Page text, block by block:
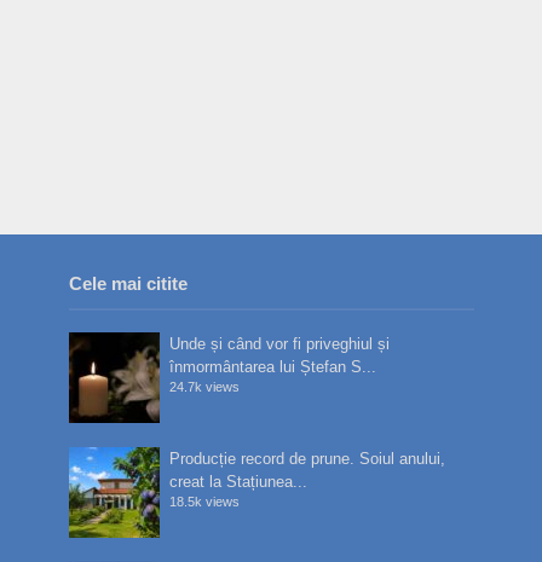
Cele mai citite
Unde și când vor fi priveghiul și
înmormântarea lui Ștefan S...
24.7k views
Producție record de prune. Soiul anului,
creat la Stațiunea...
18.5k views